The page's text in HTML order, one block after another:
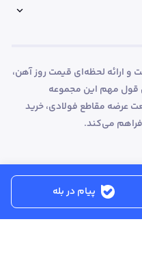
پیام در بله
و ارائه لحظه‌ای قیمت روز آهن،
مهم این مجموعه
عرضه مقاطع فولادی، خرید
فراهم می‌کند.
17:00